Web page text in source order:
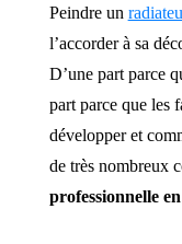
Peindre un
l’accorder à sa
D’une part parce
part parce que les
développer et
de très nombreux
professionnelle